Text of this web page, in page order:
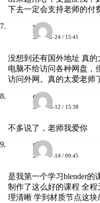
下去一定会支持老师的付
yyy
2025-01-24 / 15:41
没想到还有国外地址 真的
电脑不给访问各种网盘，
访问外网。真的太爱老师
cici
2025-06-12 / 15:38
不多说了，老师我爱你
sk
2025-07-14 / 09:45
是我第一个学习blender的
制作了这么好的课程 全程
理清晰 学到材质节点这块